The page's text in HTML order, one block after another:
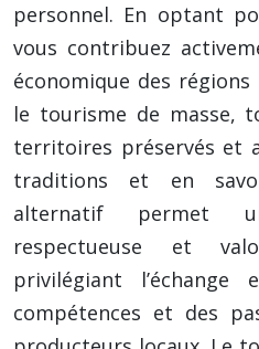
personnel. En optant
vous contribuez
économique des
le tourisme de masse,
territoires préservés et
traditions et en
alternatif permet
respectueuse et
privilégiant
compétences et des